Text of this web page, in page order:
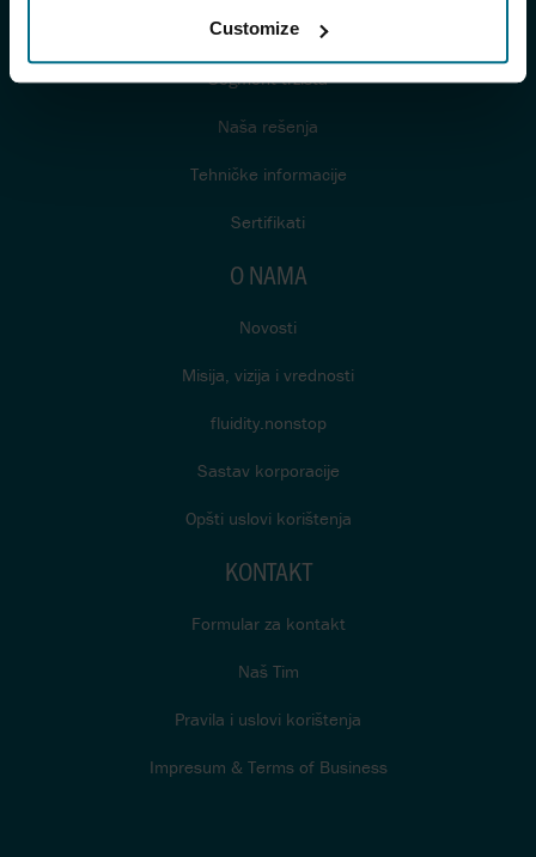
Customize
APLIKACIJE
Segment tržišta
Naša rešenja
Tehničke informacije
Sertifikati
O NAMA
Novosti
Misija, vizija i vrednosti
fluidity.nonstop
Sastav korporacije
Opšti uslovi korištenja
KONTAKT
Formular za kontakt
Naš Tim
Pravila i uslovi korištenja
Impresum & Terms of Business